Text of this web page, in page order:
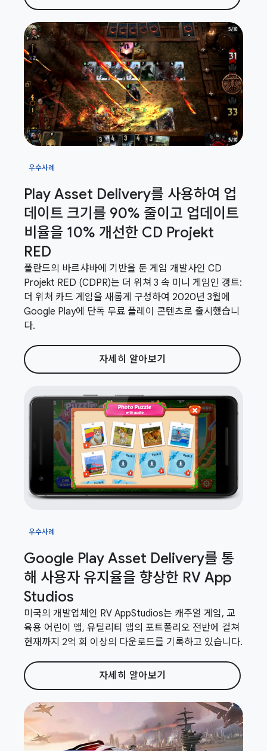
우수사례
Play Asset Delivery를 사용하여 업
데이트 크기를 90% 줄이고 업데이트
비율을 10% 개선한 CD Projekt
RED
폴란드의 바르샤바에 기반을 둔 게임 개발사인 CD
Projekt RED (CDPR)는 더 위쳐 3 속 미니 게임인 갱트:
더 위쳐 카드 게임을 새롭게 구성하여 2020년 3월에
Google Play에 단독 무료 플레이 콘텐츠로 출시했습니
다.
자세히 알아보기
우수사례
Google Play Asset Delivery를 통
해 사용자 유지율을 향상한 RV App
Studios
미국의 개발업체인 RV AppStudios는 캐주얼 게임, 교
육용 어린이 앱, 유틸리티 앱의 포트폴리오 전반에 걸쳐
현재까지 2억 회 이상의 다운로드를 기록하고 있습니다.
자세히 알아보기